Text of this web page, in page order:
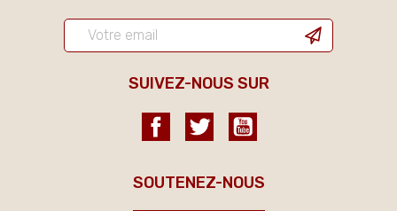
SUIVEZ-NOUS SUR
FacebookTwitter
SOUTENEZ-NOUS